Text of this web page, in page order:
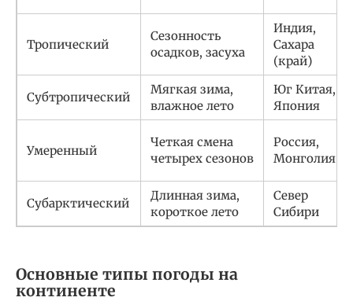
Тропический
Сезонность
осадков, засуха
Индия,
Сахара
(край)
Субтропический
Мягкая зима,
влажное лето
Юг Китая,
Япония
Умеренный
Четкая смена
четырех сезонов
Россия,
Монголия
Субарктический
Длинная зима,
короткое лето
Север
Сибири
Основные типы погоды на
континенте